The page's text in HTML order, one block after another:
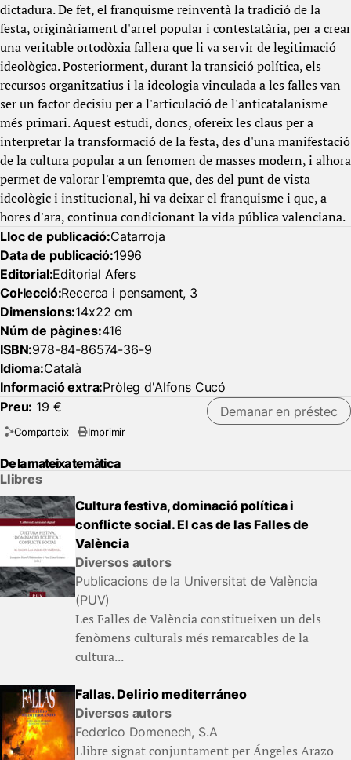
dictadura. De fet, el franquisme reinventà la tradició de la
festa, originàriament d'arrel popular i contestatària, per a crear
una veritable ortodòxia fallera que li va servir de legitimació
ideològica. Posteriorment, durant la transició política, els
recursos organitzatius i la ideologia vinculada a les falles van
ser un factor decisiu per a l'articulació de l'anticatalanisme
més primari. Aquest estudi, doncs, ofereix les claus per a
interpretar la transformació de la festa, des d'una manifestació
de la cultura popular a un fenomen de masses modern, i alhora
permet de valorar l'empremta que, des del punt de vista
ideològic i institucional, hi va deixar el franquisme i que, a
hores d'ara, continua condicionant la vida pública valenciana.
Lloc de publicació:Catarroja
Data de publicació:1996
Editorial:Editorial Afers
Col·lecció:Recerca i pensament, 3
Dimensions:14x22 cm
Núm de pàgines:416
ISBN:978-84-86574-36-9
Idioma:Català
Informació extra:Pròleg d'Alfons Cucó
Preu: 19 € Demanar en préstec
Comparteix Imprimir
De la mateixa temàtica
Llibres
Cultura festiva, dominació política i
conflicte social. El cas de las Falles de
València
Diversos autors
Publicacions de la Universitat de València
(PUV)
Les Falles de València constitueixen un dels
fenòmens culturals més remarcables de la
cultura...
Fallas. Delirio mediterráneo
Diversos autors
Federico Domenech, S.A
Llibre signat conjuntament per Ángeles Arazo